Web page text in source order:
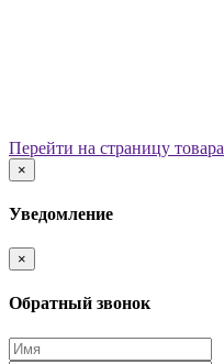
Игровые элементы
Качалки на пружине
Домики-беседки
Перейти на страницу товара
×
Уведомление
×
Обратный звонок